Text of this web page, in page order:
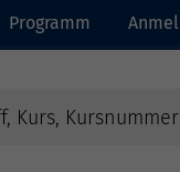
Programm